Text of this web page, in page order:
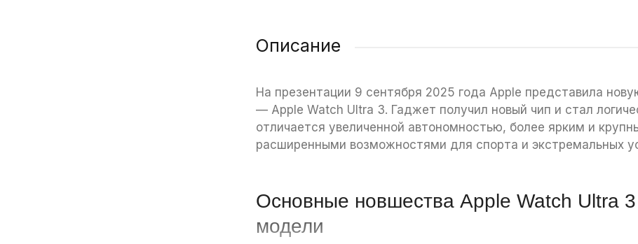
Описание
На презентации 9 сентября 2025 года Apple представила
— Apple Watch Ultra 3. Гаджет получил новый чип и стал
отличается увеличенной автономностью, более ярким и
расширенными возможностями для спорта и экстремальных
Основные новшества Apple Watch Ultra
модели